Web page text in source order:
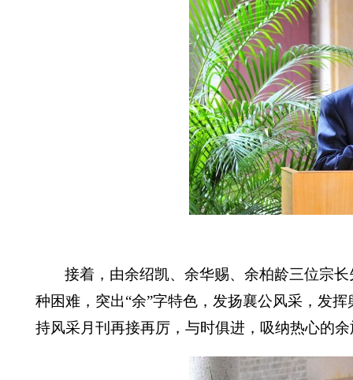
接着，由余绍凯、余华赐、余柏龄三位宗
种困难，突出“余”字特色，发扬襄公风采，发
持风采月刊再接再厉，与时俱进，吸纳热心的